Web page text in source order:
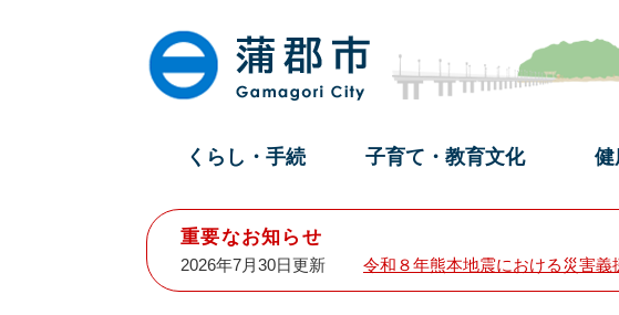
くらし・手続 子育て・教育文化 健
重要なお知らせ
2026年7月30日更新 令和８年熊本地震における災害義